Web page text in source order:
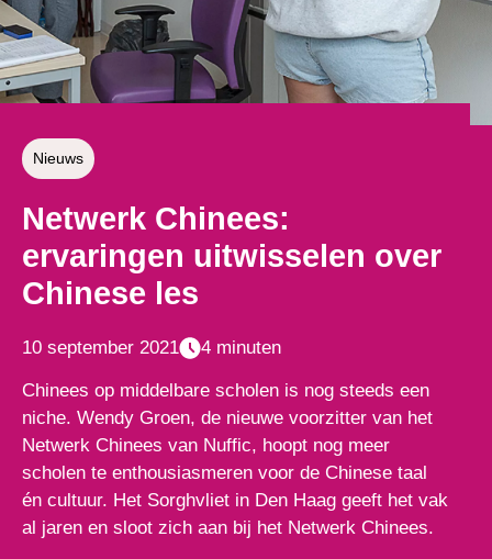
Nieuws
Netwerk Chinees:
ervaringen uitwisselen over
Chinese les
10 september 2021 4 minuten
Chinees op middelbare scholen is nog steeds een
niche. Wendy Groen, de nieuwe voorzitter van het
Netwerk Chinees van Nuffic, hoopt nog meer
scholen te enthousiasmeren voor de Chinese taal
én cultuur. Het Sorghvliet in Den Haag geeft het vak
al jaren en sloot zich aan bij het Netwerk Chinees.